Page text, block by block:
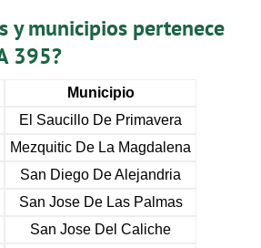
y municipios pertenece
395?
Municipio
El Saucillo De Primavera
Mezquitic De La Magdalena
San Diego De Alejandria
San Jose De Las Palmas
San Jose Del Caliche